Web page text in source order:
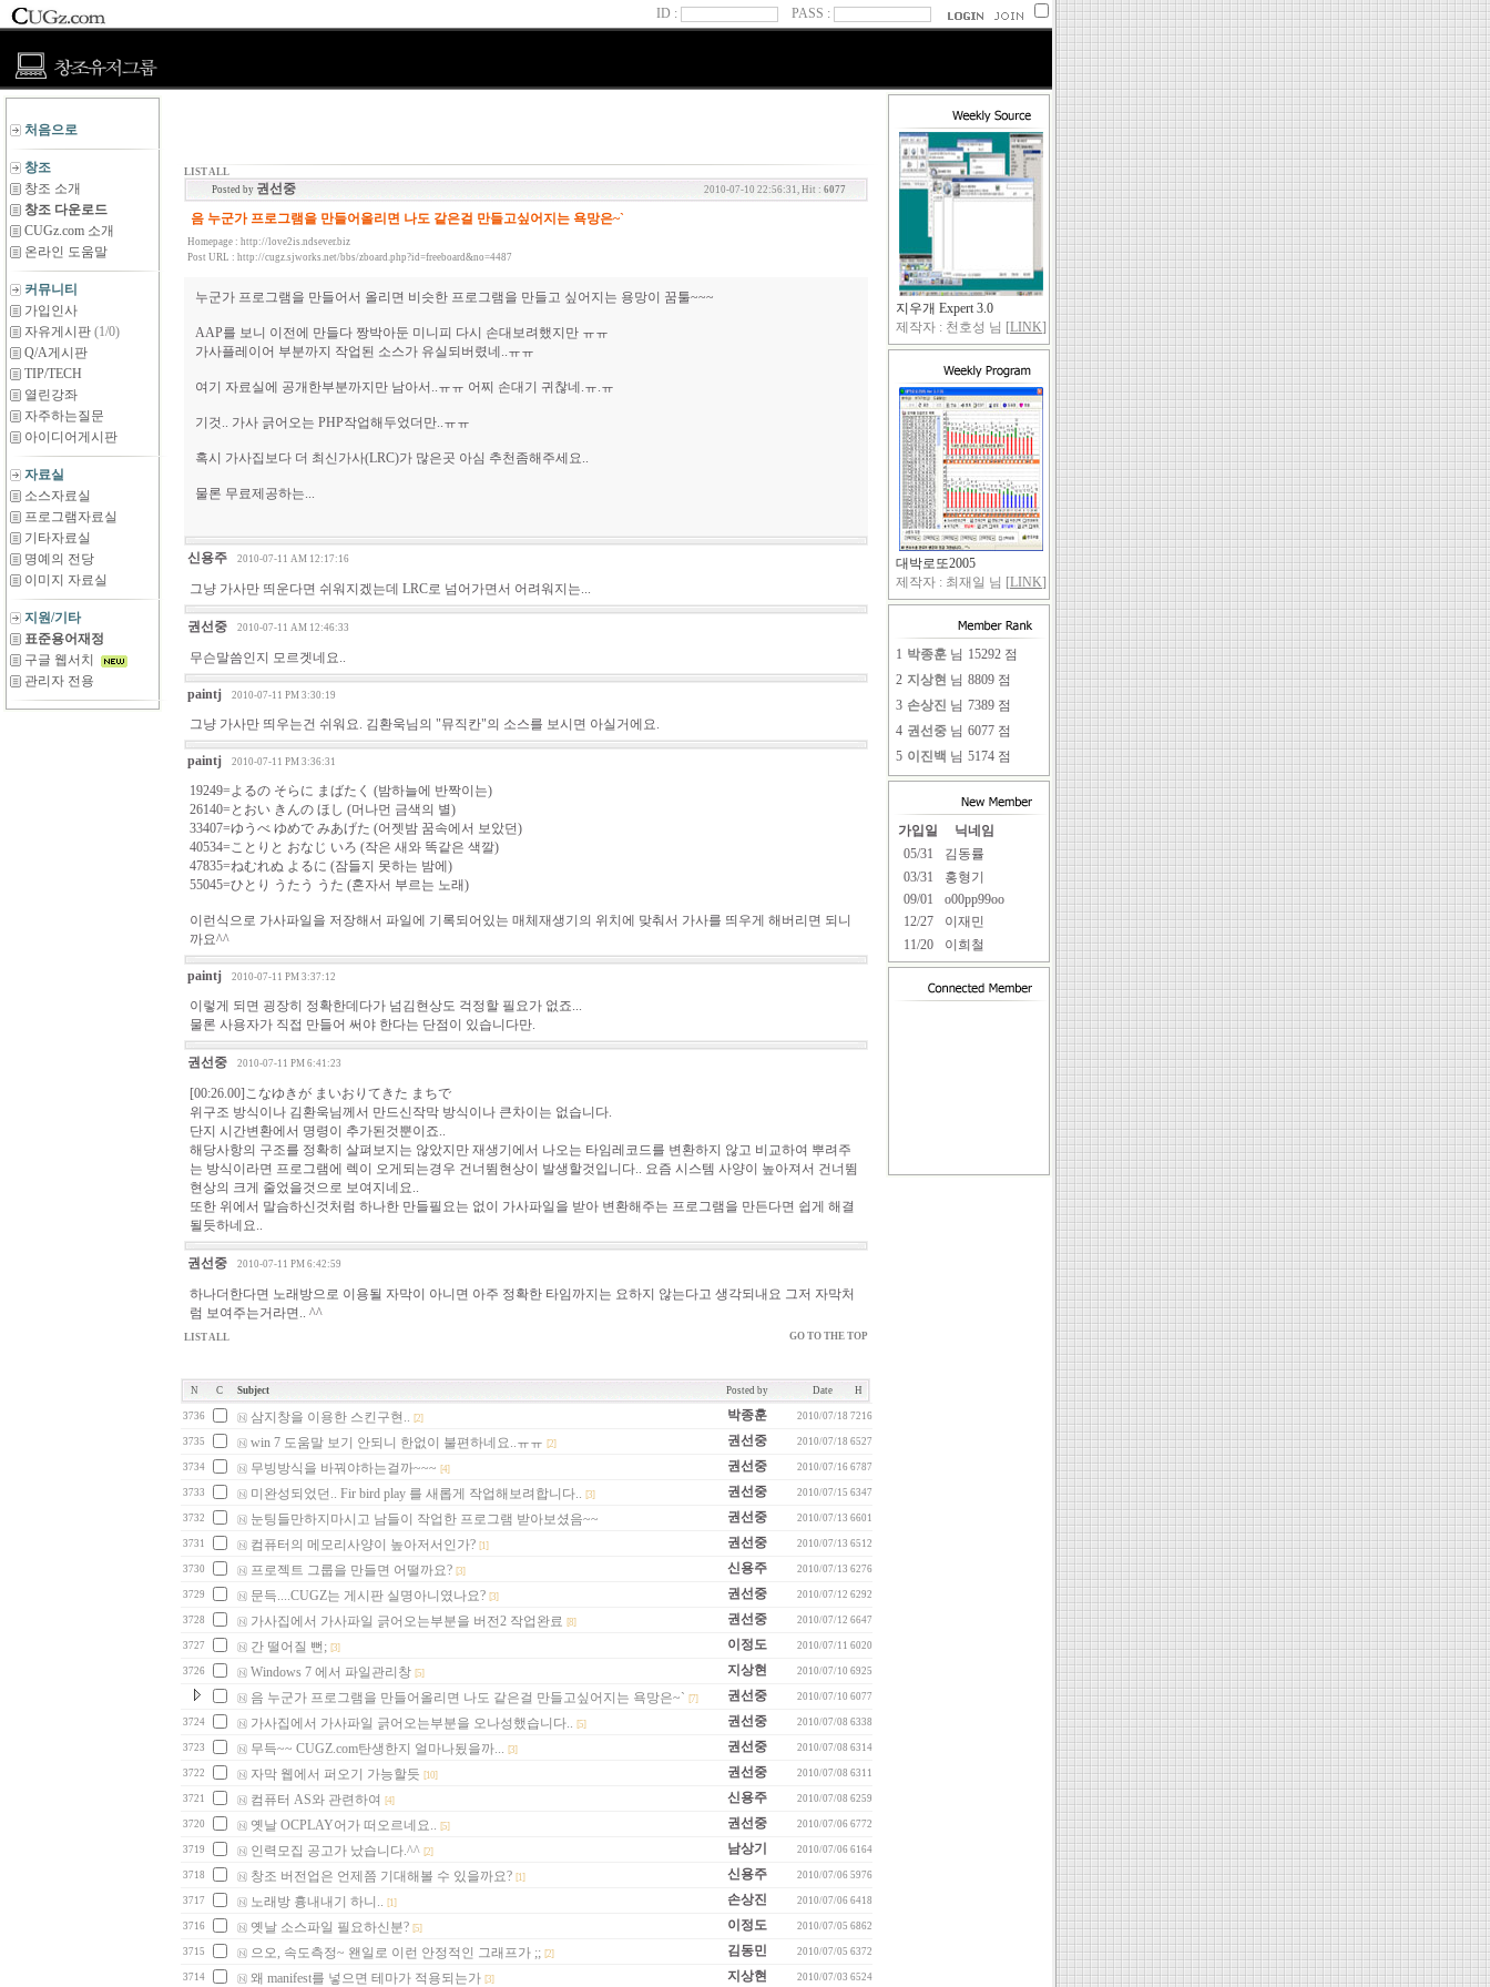
ID : PASS :
처음으로
창조
창조 소개
창조 다운로드
CUGz.com 소개
온라인 도움말
커뮤니티
가입인사
자유게시판 (1/0)
Q/A게시판
TIP/TECH
열린강좌
자주하는질문
아이디어게시판
자료실
소스자료실
프로그램자료실
기타자료실
명예의 전당
이미지 자료실
지원/기타
표준용어재정
구글 웹서치
관리자 전용
LIST ALL
Posted by 권선중 2010-07-10 22:56:31, Hit : 6077
음 누군가 프로그램을 만들어올리면 나도 같은걸 만들고싶어지는 욕망은~`
Homepage : http://love2is.ndsever.biz
Post URL : http://cugz.sjworks.net/bbs/zboard.php?id=freeboard&no=4487
누군가 프로그램을 만들어서 올리면 비슷한 프로그램을 만들고 싶어지는 용망이 꿈툴~~~
AAP를 보니 이전에 만들다 짱박아둔 미니피 다시 손대보려했지만 ㅠㅠ
가사플레이어 부분까지 작업된 소스가 유실되버렸네..ㅠㅠ
여기 자료실에 공개한부분까지만 남아서..ㅠㅠ 어찌 손대기 귀찮네.ㅠ.ㅠ
기것.. 가사 긁어오는 PHP작업해두었더만..ㅠㅠ
혹시 가사집보다 더 최신가사(LRC)가 많은곳 아심 추천좀해주세요..
물론 무료제공하는...
신용주 2010-07-11 AM 12:17:16
그냥 가사만 띄운다면 쉬워지겠는데 LRC로 넘어가면서 어려워지는...
권선중 2010-07-11 AM 12:46:33
무슨말씀인지 모르겟네요..
paintj 2010-07-11 PM 3:30:19
그냥 가사만 띄우는건 쉬워요. 김환욱님의 "뮤직칸"의 소스를 보시면 아실거에요.
paintj 2010-07-11 PM 3:36:31
19249=よるの そらに まばたく (밤하늘에 반짝이는)
26140=とおい きんの ほし (머나먼 금색의 별)
33407=ゆうべ ゆめで みあげた (어젯밤 꿈속에서 보았던)
40534=ことりと おなじ いろ (작은 새와 똑같은 색깔)
47835=ねむれぬ よるに (잠들지 못하는 밤에)
55045=ひとり うたう うた (혼자서 부르는 노래)
이런식으로 가사파일을 저장해서 파일에 기록되어있는 매체재생기의 위치에 맞춰서 가사를 띄우게 해버리면 되니
까요^^
paintj 2010-07-11 PM 3:37:12
이렇게 되면 굉장히 정확한데다가 넘김현상도 걱정할 필요가 없죠...
물론 사용자가 직접 만들어 써야 한다는 단점이 있습니다만.
권선중 2010-07-11 PM 6:41:23
[00:26.00]こなゆきが まいおりてきた まちで
위구조 방식이나 김환욱님께서 만드신작막 방식이나 큰차이는 없습니다.
단지 시간변환에서 명령이 추가된것뿐이죠..
해당사항의 구조를 정확히 살펴보지는 않았지만 재생기에서 나오는 타임레코드를 변환하지 않고 비교하여 뿌려주
는 방식이라면 프로그램에 렉이 오게되는경우 건너뜀현상이 발생할것입니다.. 요즘 시스템 사양이 높아져서 건너뜀
현상의 크게 줄었을것으로 보여지네요..
또한 위에서 말슴하신것처럼 하나한 만들필요는 없이 가사파일을 받아 변환해주는 프로그램을 만든다면 쉽게 해결
될듯하네요..
권선중 2010-07-11 PM 6:42:59
하나더한다면 노래방으로 이용될 자막이 아니면 아주 정확한 타임까지는 요하지 않는다고 생각되내요 그저 자막처
럼 보여주는거라면.. ^^
LIST ALL GO TO THE TOP
N C Subject Posted by Date H
3736 삼지창을 이용한 스킨구현.. [2] 박종훈 2010/07/18 7216
3735 win 7 도움말 보기 안되니 한없이 불편하네요..ㅠㅠ [2] 권선중 2010/07/18 6527
3734 무빙방식을 바꿔야하는걸까~~~ [4] 권선중 2010/07/16 6787
3733 미완성되었던.. Fir bird play 를 새롭게 작업해보려합니다.. [3] 권선중 2010/07/15 6347
3732 눈팅들만하지마시고 남들이 작업한 프로그램 받아보셨음~~ 권선중 2010/07/13 6601
3731 컴퓨터의 메모리사양이 높아저서인가? [1] 권선중 2010/07/13 6512
3730 프로젝트 그룹을 만들면 어떨까요? [3] 신용주 2010/07/13 6276
3729 문득....CUGZ는 게시판 실명아니였나요? [3] 권선중 2010/07/12 6292
3728 가사집에서 가사파일 긁어오는부분을 버전2 작업완료 [8] 권선중 2010/07/12 6647
3727 간 떨어질 뻔; [3] 이정도 2010/07/11 6020
3726 Windows 7 에서 파일관리창 [5] 지상현 2010/07/10 6925
음 누군가 프로그램을 만들어올리면 나도 같은걸 만들고싶어지는 욕망은~` [7] 권선중 2010/07/10 6077
3724 가사집에서 가사파일 긁어오는부분을 오나성했습니다.. [5] 권선중 2010/07/08 6338
3723 무득~~ CUGZ.com탄생한지 얼마나됬을까... [3] 권선중 2010/07/08 6314
3722 자막 웹에서 퍼오기 가능할듯 [10] 권선중 2010/07/08 6311
3721 컴퓨터 AS와 관련하여 [4] 신용주 2010/07/08 6259
3720 옛날 OCPLAY어가 떠오르네요.. [5] 권선중 2010/07/06 6772
3719 인력모집 공고가 났습니다.^^ [2] 남상기 2010/07/06 6164
3718 창조 버전업은 언제쯤 기대해볼 수 있을까요? [1] 신용주 2010/07/06 5976
3717 노래방 흉내내기 하니.. [1] 손상진 2010/07/06 6418
3716 옛날 소스파일 필요하신분? [5] 이정도 2010/07/05 6862
3715 으오, 속도측정~ 왠일로 이런 안정적인 그래프가 ;; [2] 김동민 2010/07/05 6372
3714 왜 manifest를 넣으면 테마가 적용되는가 [3] 지상현 2010/07/03 6524
지우개 Expert 3.0
제작자 : 천호성 님 [LINK]
대박로또2005
제작자 : 최재일 님 [LINK]
1 박종훈 님 15292 점
2 지상현 님 8809 점
3 손상진 님 7389 점
4 권선중 님 6077 점
5 이진백 님 5174 점
가입일
닉네임
05/31
김동률
03/31
홍형기
09/01
o00pp99oo
12/27
이재민
11/20
이희철